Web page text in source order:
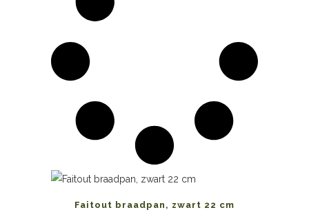
Faitout braadpan, zwart 22 cm